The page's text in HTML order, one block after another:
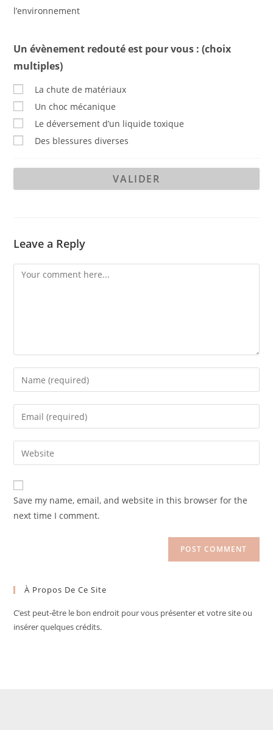
l’environnement
Un évènement redouté est pour vous : (choix
multiples)
La chute de matériaux
Un choc mécanique
Le déversement d’un liquide toxique
Des blessures diverses
Leave a Reply
Comment
Enter
your
name
comment
Enter
your
email
address
comment
Enter
your
website
URL
(optional)
Save my name, email, and website in this browser for the
next time I comment.
À Propos De Ce Site
C’est peut-être le bon endroit pour vous présenter et votre site ou
insérer quelques crédits.